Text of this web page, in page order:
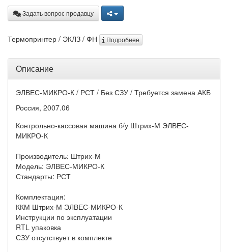
Задать вопрос продавцу
Термопринтер / ЭКЛЗ / ФН Подробнее
Описание
ЭЛВЕС-МИКРО-К / РСТ / Без СЗУ / Требуется замена АКБ
Россия, 2007.06
Контрольно-кассовая машина б/у Штрих-М ЭЛВЕС-
МИКРО-К
Производитель: Штрих-М
Модель: ЭЛВЕС-МИКРО-К
Стандарты: РСТ
Комплектация:
ККМ Штрих-М ЭЛВЕС-МИКРО-К
Инструкции по эксплуатации
RTL упаковка
СЗУ отсутствует в комплекте